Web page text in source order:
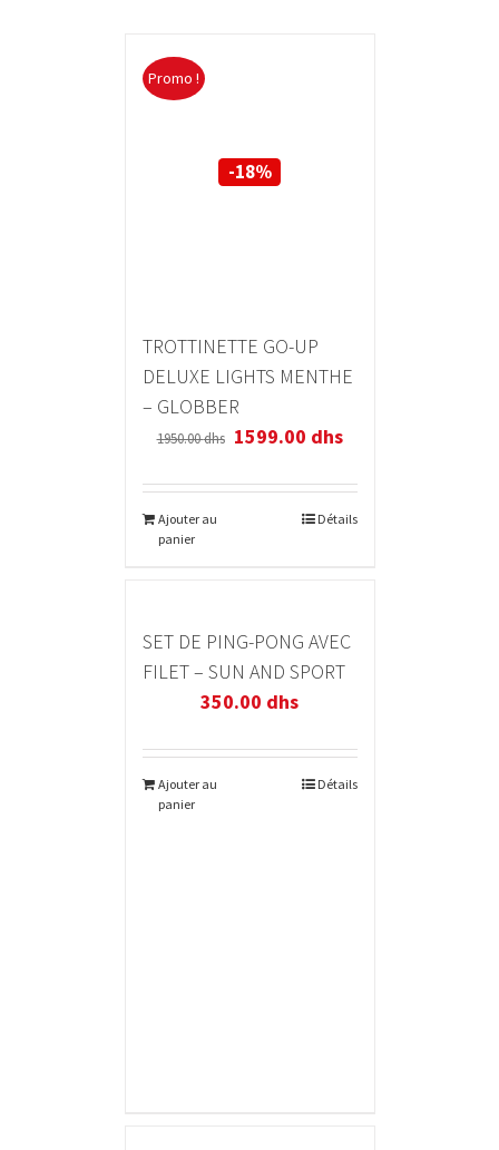
Promo !
-18%
TROTTINETTE GO-UP
DELUXE LIGHTS MENTHE
– GLOBBER
1950.00dhs 1599.00 dhs
Ajouter au
panier
Détails
SET DE PING-PONG AVEC
FILET – SUN AND SPORT
350.00 dhs
Ajouter au
panier
Détails